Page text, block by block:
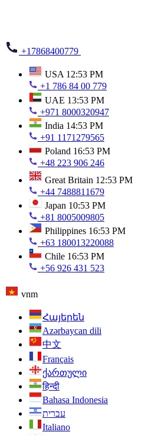
+17868400779
USA 12:53 PM
+1 786 84 00 779
UAE 13:53 PM
+971 8000320947
India 14:53 PM
+91 1171279565
Poland 16:53 PM
+48 223 906 246
Great Britain 12:53 PM
+44 7488811679
Japan 10:53 PM
+81 8005009805
Philippines 16:53 PM
+63 180013220088
Chile 16:53 PM
+56 926 431 523
vnm
Հայերեն
Azərbaycan dili
中文
Français
ქართული
हिन्दी
Bahasa Indonesia
עברית
Italiano